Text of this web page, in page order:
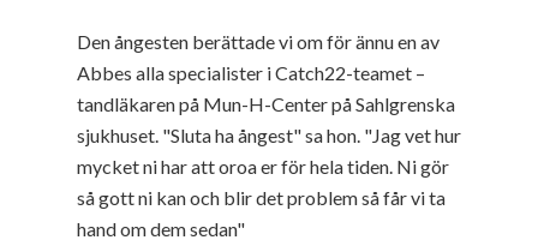
Den ångesten berättade vi om för ännu en av
Abbes alla specialister i Catch22-teamet –
tandläkaren på Mun-H-Center på Sahlgrenska
sjukhuset. "Sluta ha ångest" sa hon. "Jag vet hur
mycket ni har att oroa er för hela tiden. Ni gör
så gott ni kan och blir det problem så får vi ta
hand om dem sedan"